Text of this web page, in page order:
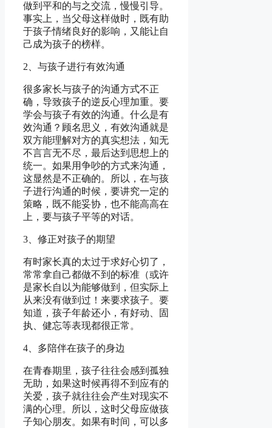
做到平和的与之交流，慢慢引导。
事实上，当父母这样做时，既有助
于孩子情绪良好的影响，又能让自
己成为孩子的榜样。
2、与孩子进行有效沟通
很多家长与孩子的沟通方式不正
确，导致孩子的逆反心理加重。要
学会与孩子有效的沟通。什么是有
效沟通？顾名思义，有效沟通就是
双方能理解对方的真实想法，知无
不言言无不尽，最后达到思想上的
统一。如果用争吵的方式来沟通，
这显然是不正确的。所以，在与孩
子进行沟通的时候，要讲究一定的
策略，既不能妥协，也不能高高在
上，要与孩子平等的对话。
3、修正对孩子的期望
有时家长真的太过于求好心切了，
常常拿自己都做不到的标准（或许
是家长自以为能够做到，但实际上
从来没有做到过！来要求孩子。要
知道，孩子年龄还小，有好动、固
执、健忘等表现都很正常。
4、多陪伴在孩子的身边
在青春期里，孩子往往会感到孤独
无助，如果这时候再得不到应有的
关爱，孩子就往往会产生对现实不
满的心理。所以，这时父母应做孩
子知心朋友。如果有时间，可以多